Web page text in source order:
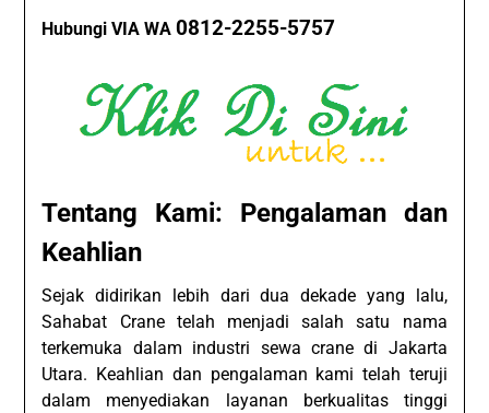
Hubungi VIA WA0812-2255-5757
Tentang Kami: Pengalaman dan
Keahlian
Sejak didirikan lebih dari dua dekade yang lalu,
Sahabat Crane telah menjadi salah satu nama
terkemuka dalam industri sewa crane di Jakarta
Utara. Keahlian dan pengalaman kami telah teruji
dalam menyediakan layanan berkualitas tinggi